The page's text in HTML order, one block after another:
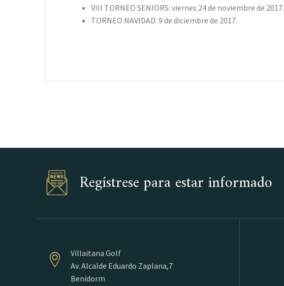
VIII TORNEO SENIORS: viernes 24 de noviembre de 2017.
TORNEO NAVIDAD: 9 de diciembre de 2017.
Regístrese para estar informado
Villaitana Golf
Av. Alcalde Eduardo Zaplana,7
Benidorm